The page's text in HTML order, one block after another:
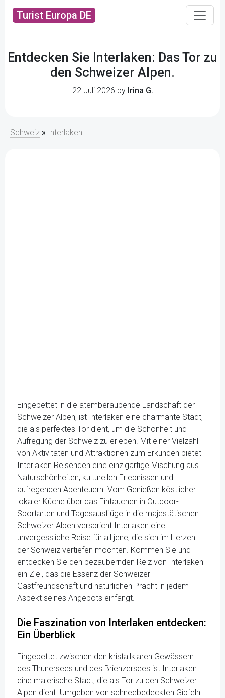
Turist Europa DE
Entdecken Sie Interlaken: Das Tor zu
den Schweizer Alpen.
22 Juli 2026 by Irina G.
Schweiz » Interlaken
Eingebettet in die atemberaubende Landschaft der
Schweizer Alpen, ist Interlaken eine charmante Stadt,
die als perfektes Tor dient, um die Schönheit und
Aufregung der Schweiz zu erleben. Mit einer Vielzahl
von Aktivitäten und Attraktionen zum Erkunden bietet
Interlaken Reisenden eine einzigartige Mischung aus
Naturschönheiten, kulturellen Erlebnissen und
aufregenden Abenteuern. Vom Genießen köstlicher
lokaler Küche über das Eintauchen in Outdoor-
Sportarten und Tagesausflüge in die majestätischen
Schweizer Alpen verspricht Interlaken eine
unvergessliche Reise für all jene, die sich im Herzen
der Schweiz vertiefen möchten. Kommen Sie und
entdecken Sie den bezaubernden Reiz von Interlaken -
ein Ziel, das die Essenz der Schweizer
Gastfreundschaft und natürlichen Pracht in jedem
Aspekt seines Angebots einfängt.
Die Faszination von Interlaken entdecken:
Ein Überblick
Eingebettet zwischen den kristallklaren Gewässern
des Thunersees und des Brienzersees ist Interlaken
eine malerische Stadt, die als Tor zu den Schweizer
Alpen dient. Umgeben von schneebedeckten Gipfeln